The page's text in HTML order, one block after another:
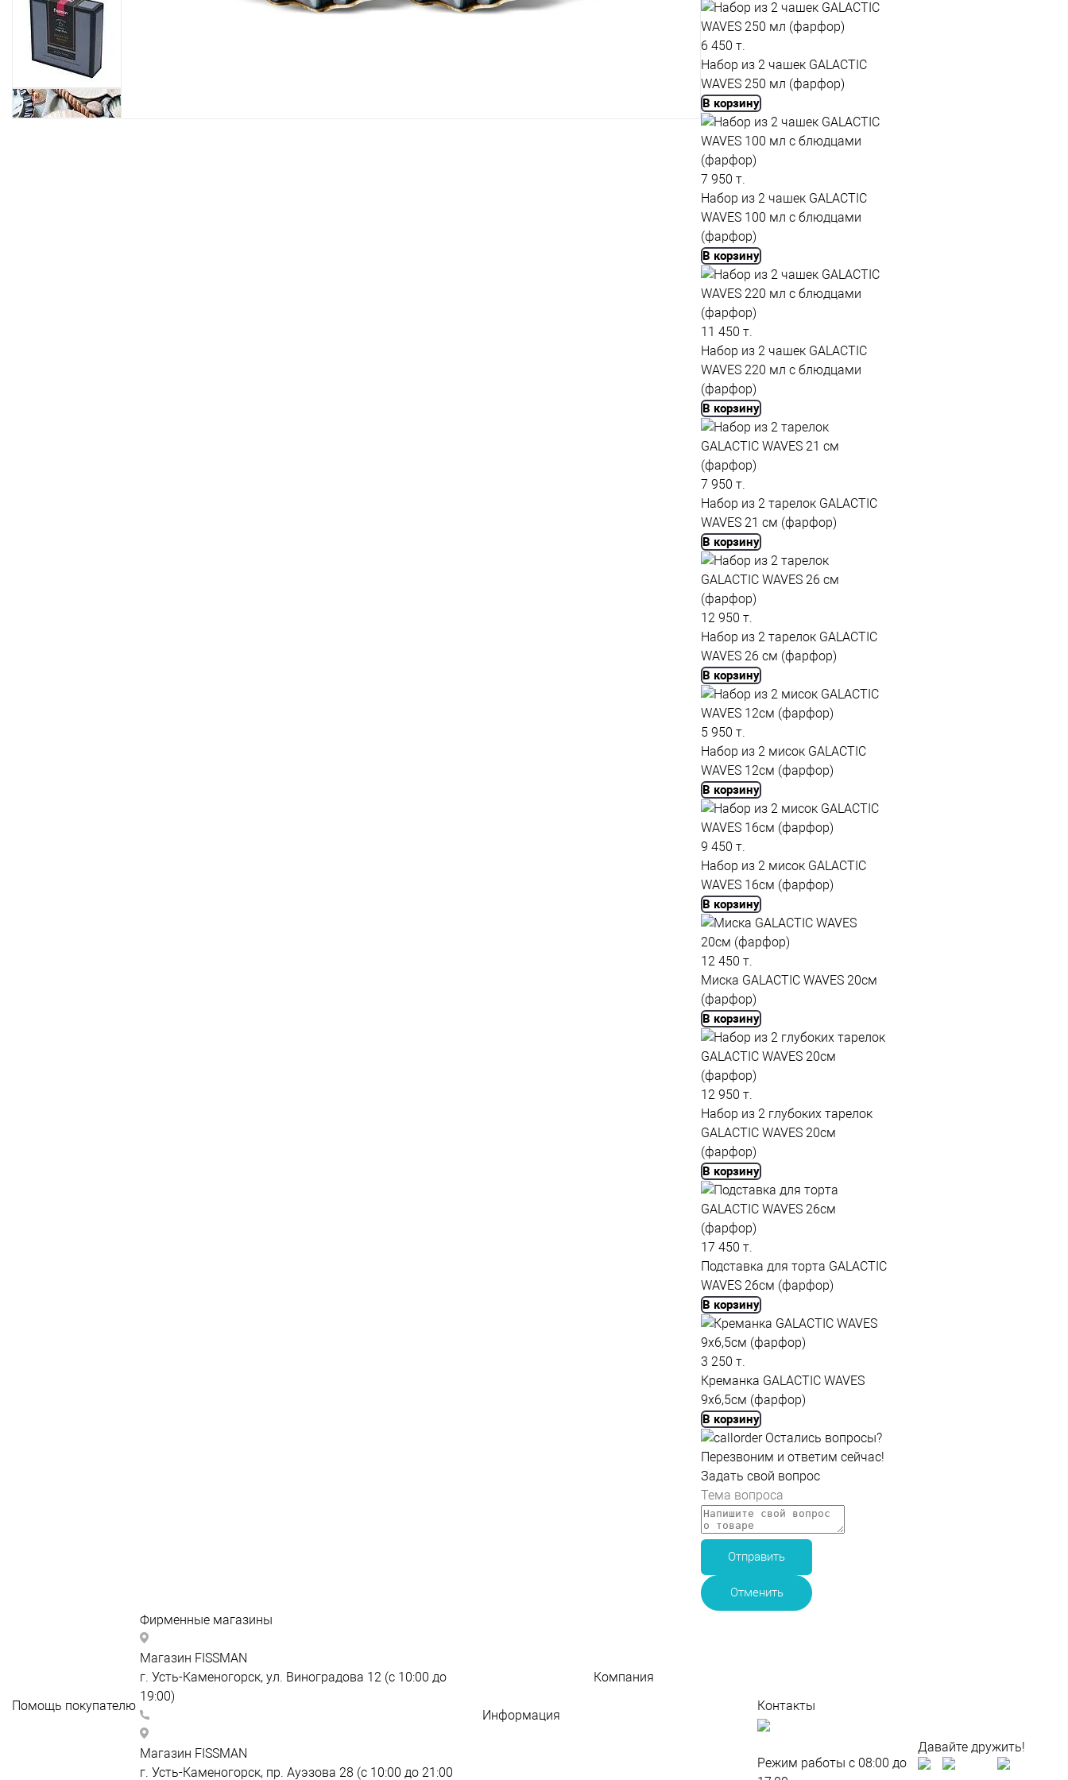
6 450 т.
Набор из 2 чашек GALACTIC
WAVES 250 мл (фарфор)
В корзину
7 950 т.
Набор из 2 чашек GALACTIC
WAVES 100 мл с блюдцами
(фарфор)
В корзину
11 450 т.
Набор из 2 чашек GALACTIC
WAVES 220 мл с блюдцами
(фарфор)
В корзину
7 950 т.
Набор из 2 тарелок GALACTIC
WAVES 21 см (фарфор)
В корзину
12 950 т.
Набор из 2 тарелок GALACTIC
WAVES 26 см (фарфор)
В корзину
5 950 т.
Набор из 2 мисок GALACTIC
WAVES 12см (фарфор)
В корзину
9 450 т.
Набор из 2 мисок GALACTIC
WAVES 16см (фарфор)
В корзину
12 450 т.
Миска GALACTIC WAVES 20см
(фарфор)
В корзину
12 950 т.
Набор из 2 глубоких тарелок
GALACTIC WAVES 20см
(фарфор)
В корзину
17 450 т.
Подставка для торта GALACTIC
WAVES 26см (фарфор)
В корзину
3 250 т.
Креманка GALACTIC WAVES
9х6,5см (фарфор)
В корзину
Остались вопросы?
Перезвоним и ответим сейчас!
Задать свой вопрос
Отправить
Отменить
Помощь покупателю
Фирменные магазины
Магазин FISSMAN
г. Усть-Каменогорск, ул. Виноградова 12 (с 10:00 до
19:00)
Магазин FISSMAN
г. Усть-Каменогорск, пр. Ауэзова 28 (с 10:00 до 21:00
Информация
Компания
Контакты
Режим работы с 08:00 до
Давайте дружить!